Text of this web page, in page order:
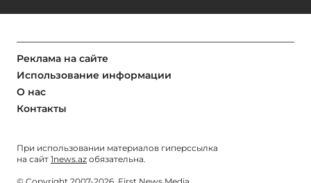
Реклама на сайте
Использование информации
О нас
Контакты
При использовании материалов гиперссылка
на сайт 1news.az обязательна.